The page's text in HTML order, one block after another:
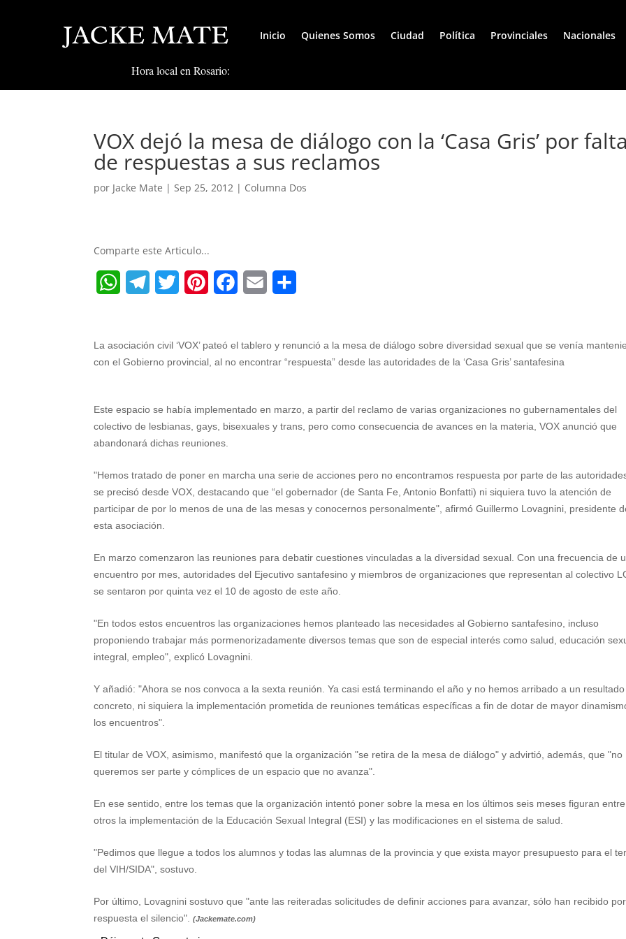
Inicio Quienes Somos Ciudad Política Provinciales Nacionales
Hora local en Rosario:
VOX dejó la mesa de diálogo con la ‘Casa Gris’ por falta
de respuestas a sus reclamos
por Jacke Mate | Sep 25, 2012 | Columna Dos
Comparte este Articulo...
a
A
p
p
l
r
a
m
i
e
r
n
r
e
s
t
c
o
o
k
a
a
La asociación civil ‘VOX’ pateó el tablero y renunció a la mesa de diálogo sobre diversidad sexual que se venía
con el Gobierno provincial, al no encontrar “respuesta” desde las autoridades de la ‘Casa Gris’ santafesina
Este espacio se había implementado en marzo, a partir del reclamo de varias organizaciones no gubernamentales del
colectivo de lesbianas, gays, bisexuales y trans, pero como consecuencia de avances en la materia, VOX anunció que
abandonará dichas reuniones.
"Hemos tratado de poner en marcha una serie de acciones pero no encontramos respuesta por parte de las
se precisó desde VOX, destacando que “el gobernador (de Santa Fe, Antonio Bonfatti) ni siquiera tuvo la atención de
participar de por lo menos de una de las mesas y conocernos personalmente", afirmó Guillermo Lovagnini, presidente
esta asociación.
En marzo comenzaron las reuniones para debatir cuestiones vinculadas a la diversidad sexual. Con una frecuencia de
encuentro por mes, autoridades del Ejecutivo santafesino y miembros de organizaciones que representan al colectivo
se sentaron por quinta vez el 10 de agosto de este año.
"En todos estos encuentros las organizaciones hemos planteado las necesidades al Gobierno santafesino, incluso
proponiendo trabajar más pormenorizadamente diversos temas que son de especial interés como salud, educación
integral, empleo", explicó Lovagnini.
Y añadió: "Ahora se nos convoca a la sexta reunión. Ya casi está terminando el año y no hemos arribado a un resultado
concreto, ni siquiera la implementación prometida de reuniones temáticas específicas a fin de dotar de mayor
los encuentros".
El titular de VOX, asimismo, manifestó que la organización "se retira de la mesa de diálogo" y advirtió, además, que "no
queremos ser parte y cómplices de un espacio que no avanza".
En ese sentido, entre los temas que la organización intentó poner sobre la mesa en los últimos seis meses figuran entre
otros la implementación de la Educación Sexual Integral (ESI) y las modificaciones en el sistema de salud.
"Pedimos que llegue a todos los alumnos y todas las alumnas de la provincia y que exista mayor presupuesto para el
del VIH/SIDA", sostuvo.
Por último, Lovagnini sostuvo que "ante las reiteradas solicitudes de definir acciones para avanzar, sólo han recibido por
respuesta el silencio".(Jackemate.com)